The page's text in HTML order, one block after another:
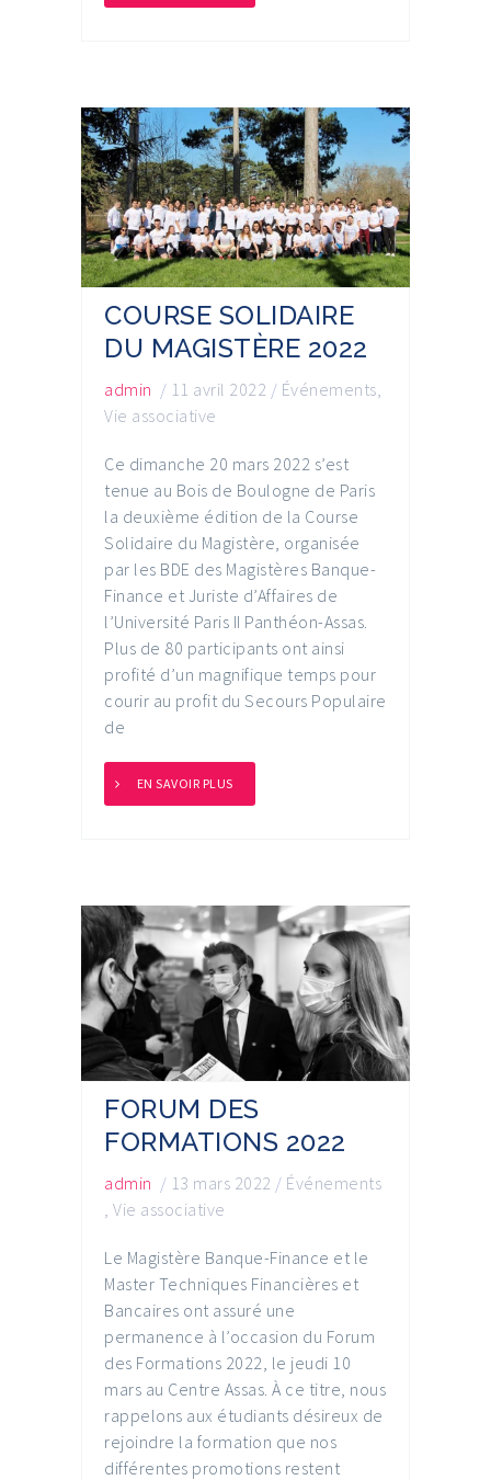
COURSE SOLIDAIRE
DU MAGISTÈRE 2022
admin / 11 avril 2022 / Événements,
Vie associative
Ce dimanche 20 mars 2022 s’est
tenue au Bois de Boulogne de Paris
la deuxième édition de la Course
Solidaire du Magistère, organisée
par les BDE des Magistères Banque-
Finance et Juriste d’Affaires de
l’Université Paris II Panthéon-Assas.
Plus de 80 participants ont ainsi
profité d’un magnifique temps pour
courir au profit du Secours Populaire
de
EN SAVOIR PLUS
FORUM DES
FORMATIONS 2022
admin / 13 mars 2022 / Événements
Vie associative
Le Magistère Banque-Finance et le
Master Techniques Financières et
Bancaires ont assuré une
permanence à l’occasion du Forum
des Formations 2022, le jeudi 10
mars au Centre Assas. À ce titre, nous
rappelons aux étudiants désireux de
rejoindre la formation que nos
différentes promotions restent